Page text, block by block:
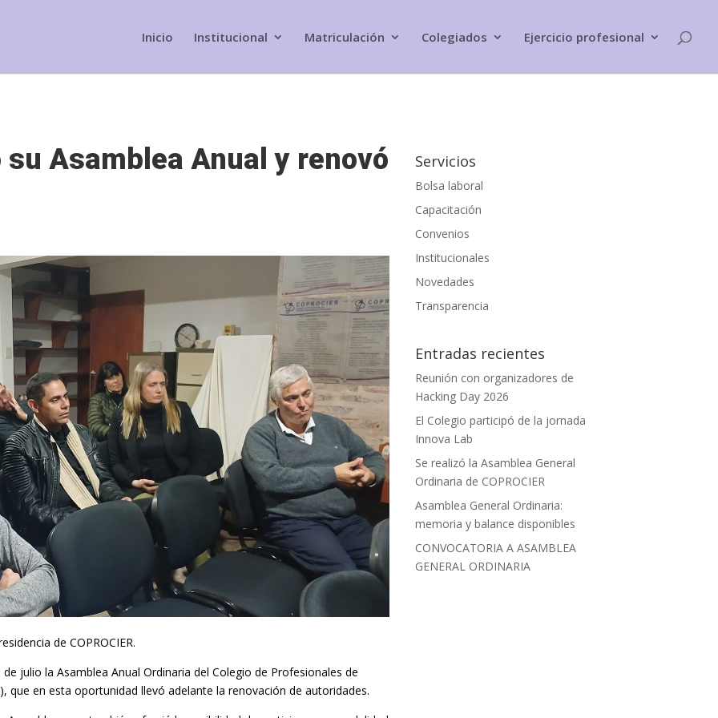
Inicio Institucional Matriculación Colegiados Ejercicio profesional
su Asamblea Anual y renovó
de COPROCIER.
julio la Asamblea Anual Ordinaria del Colegio de Profesionales de
que en esta oportunidad llevó adelante la renovación de autoridades.
Servicios
Bolsa laboral
Capacitación
Convenios
Institucionales
Novedades
Transparencia
Entradas recientes
Reunión con organizadores de
Hacking Day 2026
El Colegio participó de la jornada
Innova Lab
Se realizó la Asamblea General
Ordinaria de COPROCIER
Asamblea General Ordinaria:
memoria y balance disponibles
CONVOCATORIA A ASAMBLEA
GENERAL ORDINARIA